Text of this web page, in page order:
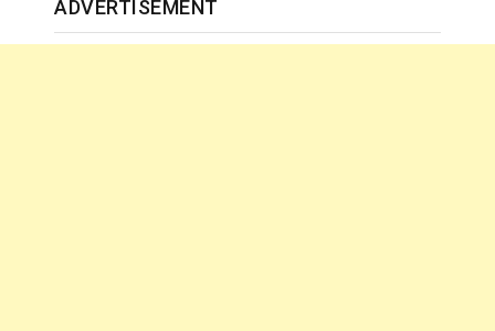
ADVERTISEMENT